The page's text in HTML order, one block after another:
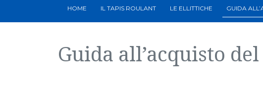
HOME IL TAPIS ROULANT LE ELLITTICHE GUIDA
Guida all’acquisto